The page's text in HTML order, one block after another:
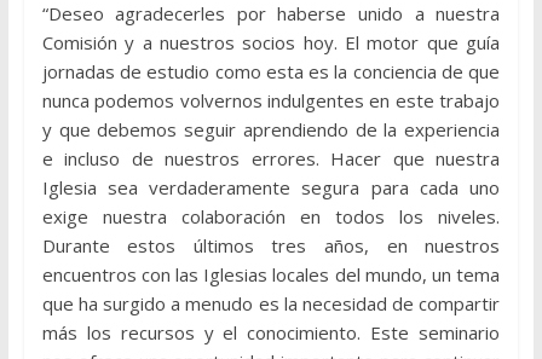
“Deseo agradecerles por haberse unido a nuestra
Comisión y a nuestros socios hoy. El motor que guía
jornadas de estudio como esta es la conciencia de que
nunca podemos volvernos indulgentes en este trabajo
y que debemos seguir aprendiendo de la experiencia
e incluso de nuestros errores. Hacer que nuestra
Iglesia sea verdaderamente segura para cada uno
exige nuestra colaboración en todos los niveles.
Durante estos últimos tres años, en nuestros
encuentros con las Iglesias locales del mundo, un tema
que ha surgido a menudo es la necesidad de compartir
más los recursos y el conocimiento. Este seminario